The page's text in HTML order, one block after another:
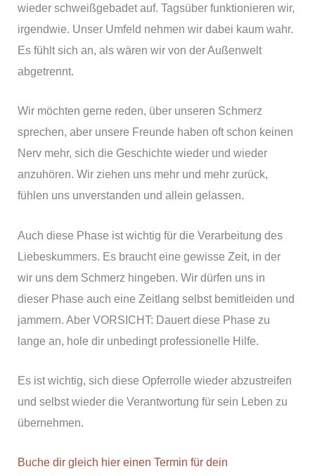
wieder schweißgebadet auf. Tagsüber funktionieren wir,
irgendwie. Unser Umfeld nehmen wir dabei kaum wahr.
Es fühlt sich an, als wären wir von der Außenwelt
abgetrennt.
Wir möchten gerne reden, über unseren Schmerz
sprechen, aber unsere Freunde haben oft schon keinen
Nerv mehr, sich die Geschichte wieder und wieder
anzuhören. Wir ziehen uns mehr und mehr zurück,
fühlen uns unverstanden und allein gelassen.
Auch diese Phase ist wichtig für die Verarbeitung des
Liebeskummers. Es braucht eine gewisse Zeit, in der
wir uns dem Schmerz hingeben. Wir dürfen uns in
dieser Phase auch eine Zeitlang selbst bemitleiden und
jammern. Aber VORSICHT: Dauert diese Phase zu
lange an, hole dir unbedingt professionelle Hilfe.
Es ist wichtig, sich diese Opferrolle wieder abzustreifen
und selbstwiederdie Verantwortung für sein Leben zu
übernehmen.
Buche dir gleich hier einen Termin für dein